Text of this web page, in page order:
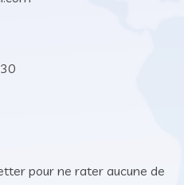
pour ne rater aucune de